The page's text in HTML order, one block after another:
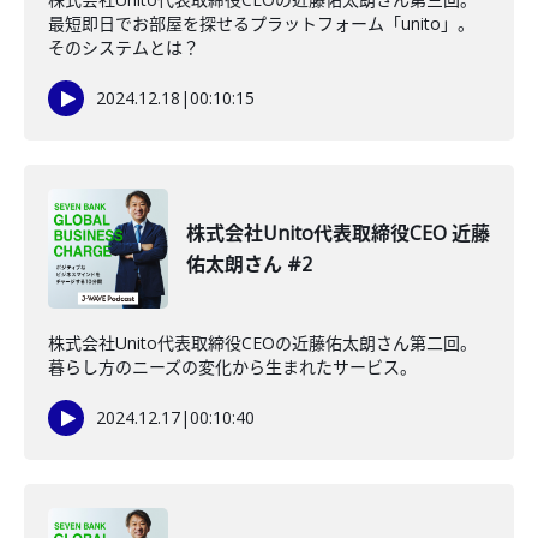
最短即日でお部屋を探せるプラットフォーム「unito」。
そのシステムとは？
2024.12.18 |00:10:15
株式会社Unito代表取締役CEO 近藤
佑太朗さん #2
株式会社Unito代表取締役CEOの近藤佑太朗さん第二回。
暮らし方のニーズの変化から生まれたサービス。
2024.12.17|00:10:40